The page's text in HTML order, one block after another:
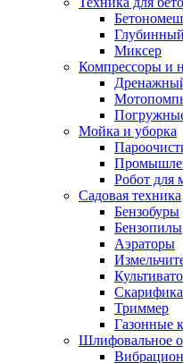
Миксер
Компрессоры и
Мойка и уборка
Робот для
Садовая техника
Бензобуры
Бензопилы
Аэраторы
Триммер
Газонные
Шлифовальное